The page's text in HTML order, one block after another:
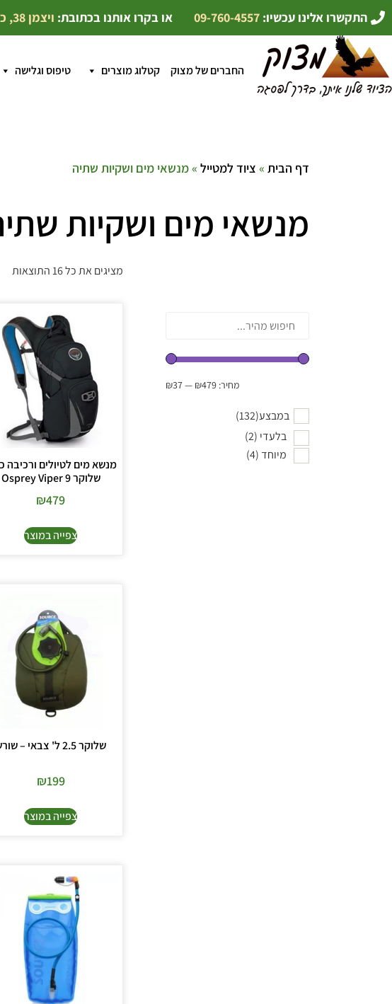
התקשרו אלינו עכשיו: 09-760-4557 או בקרו אותנו בכתובת: ויצמן 38, כפר סבא
החברים של מצוק קטלוג מוצרים טיפוס וגלישה
דף הבית » ציוד למטייל » מנשאי מים ושקיות שתיה
מנשאי מים ושקיות
מחיר: ₪37— ₪479
במבצע(132)
בלעדי (2)
מיוחד(4)
מציגים את כל ⁦16⁩ התוצאות
מנשא מים לטיולים ורכיבה
שלוקר Osprey Viper 9
₪479
צפייה במוצר
שלוקר 2.5 ל' צבאי – שורש
₪199
צפייה במוצר